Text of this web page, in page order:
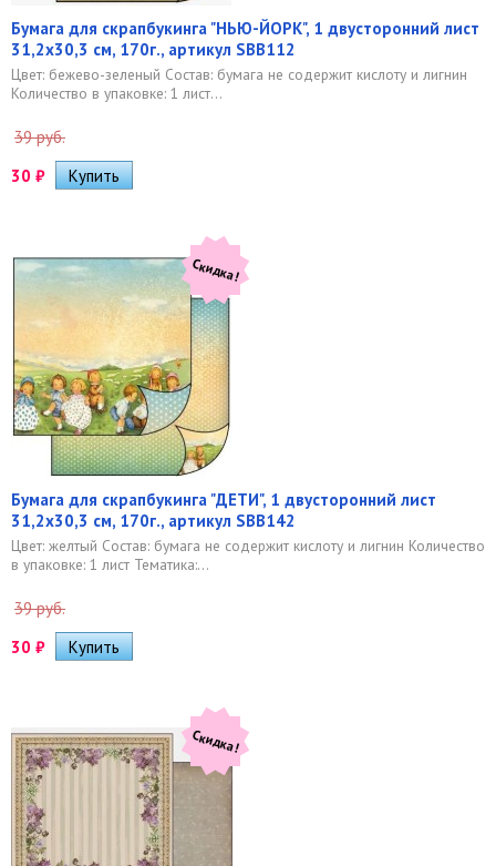
Бумага для скрапбукинга "НЬЮ-ЙОРК", 1 двусторонний лист
31,2х30,3 см, 170г., артикул SBB112
Цвет: бежево-зеленый Состав: бумага не содержит кислоту и лигнин
Количество в упаковке: 1 лист...
39 руб.
30 ₽
Скидка!
Бумага для скрапбукинга "ДЕТИ", 1 двусторонний лист
31,2х30,3 см, 170г., артикул SBB142
Цвет: желтый Состав: бумага не содержит кислоту и лигнин Количество
в упаковке: 1 лист Тематика:...
39 руб.
30 ₽
Скидка!